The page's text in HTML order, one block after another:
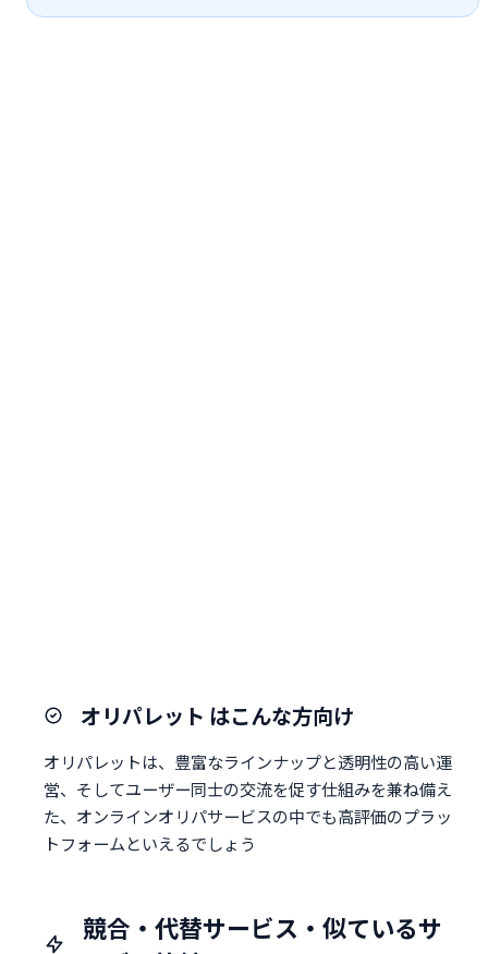
オリパレット はこんな方向け
オリパレットは、豊富なラインナップと透明性の高い運
営、そしてユーザー同士の交流を促す仕組みを兼ね備え
た、オンラインオリパサービスの中でも高評価のプラッ
トフォームといえるでしょう
競合・代替サービス・似ているサ